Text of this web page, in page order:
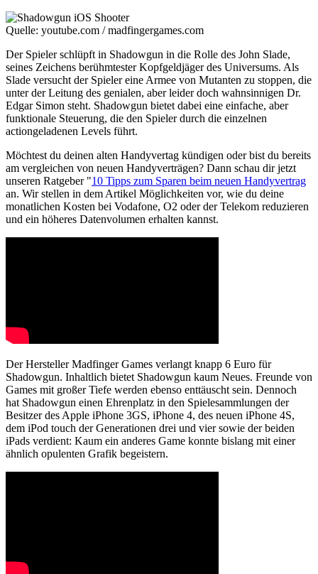
Quelle: youtube.com / madfingergames.com
Der Spieler schlüpft in Shadowgun in die Rolle des John Slade,
seines Zeichens berühmtester Kopfgeldjäger des Universums. Als
Slade versucht der Spieler eine Armee von Mutanten zu stoppen, die
unter der Leitung des genialen, aber leider doch wahnsinnigen Dr.
Edgar Simon steht. Shadowgun bietet dabei eine einfache, aber
funktionale Steuerung, die den Spieler durch die einzelnen
actiongeladenen Levels führt.
Möchtest du deinen alten Handyvertag kündigen oder bist du bereits
am vergleichen von neuen Handyverträgen? Dann schau dir jetzt
unseren Ratgeber "10 Tipps zum Sparen beim neuen Handyvertrag
an. Wir stellen in dem Artikel Möglichkeiten vor, wie du deine
monatlichen Kosten bei Vodafone, O2 oder der Telekom reduzieren
und ein höheres Datenvolumen erhalten kannst.
Der Hersteller Madfinger Games verlangt knapp 6 Euro für
Shadowgun. Inhaltlich bietet Shadowgun kaum Neues. Freunde von
Games mit großer Tiefe werden ebenso enttäuscht sein. Dennoch
hat Shadowgun einen Ehrenplatz in den Spielesammlungen der
Besitzer des Apple iPhone 3GS, iPhone 4, des neuen iPhone 4S,
dem iPod touch der Generationen drei und vier sowie der beiden
iPads verdient: Kaum ein anderes Game konnte bislang mit einer
ähnlich opulenten Grafik begeistern.